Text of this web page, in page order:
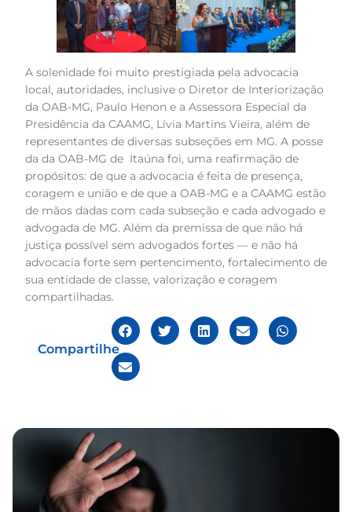
A solenidade foi muito prestigiada pela advocacia
local, autoridades, inclusive o Diretor de Interiorização
da OAB-MG, Paulo Henon e a Assessora Especial da
Presidência da CAAMG, Lívia Martins Vieira, além de
representantes de diversas subseções em MG. A posse
da da OAB-MG de Itaúna foi, uma reafirmação de
propósitos: de que a advocacia é feita de presença,
coragem e união e de que a OAB-MG e a CAAMG estão
de mãos dadas com cada subseção e cada advogado e
advogada de MG. Além da premissa de que não há
justiça possível sem advogados fortes — e não há
advocacia forte sem pertencimento, fortalecimento de
sua entidade de classe, valorização e coragem
compartilhadas.
Compartilhe